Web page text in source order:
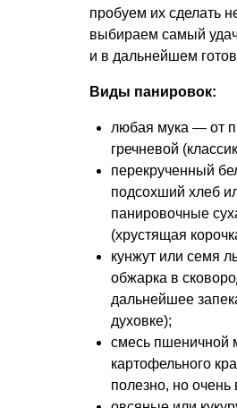
пробуем их сделать
выбираем самый
и в дальнейшем
Виды панировок:
любая мука — от
гречневой
перекрученный
подсохший хлеб
панировочные
(хрустящая
кунжут или семя
обжарка в
дальнейшее
духовке);
смесь пшеничной
картофельного
полезно, но очень